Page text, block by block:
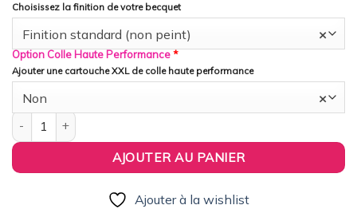
Choisissez la finition de votre becquet
×
Finition standard (non peint)
Option Colle Haute Performance*
Ajouter une cartouche XXL de colle haute performance
×
Non
quantité de FranceAileron - Aileron / Becquet Sport pour
AJOUTER AU PANIER
Ajouter à la wishlist